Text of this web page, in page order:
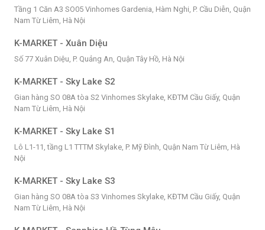
Tầng 1 Căn A3 SO05 Vinhomes Gardenia, Hàm Nghi, P. Cầu Diễn, Quận
Nam Từ Liêm, Hà Nội
K-MARKET - Xuân Diệu
Số 77 Xuân Diệu, P. Quảng An, Quận Tây Hồ, Hà Nội
K-MARKET - Sky Lake S2
Gian hàng SO 08A tòa S2 Vinhomes Skylake, KĐTM Cầu Giấy, Quận
Nam Từ Liêm, Hà Nội
K-MARKET - Sky Lake S1
Lô L1-11, tầng L1 TTTM Skylake, P. Mỹ Đình, Quận Nam Từ Liêm, Hà
Nội
K-MARKET - Sky Lake S3
Gian hàng SO 08A tòa S3 Vinhomes Skylake, KĐTM Cầu Giấy, Quận
Nam Từ Liêm, Hà Nội